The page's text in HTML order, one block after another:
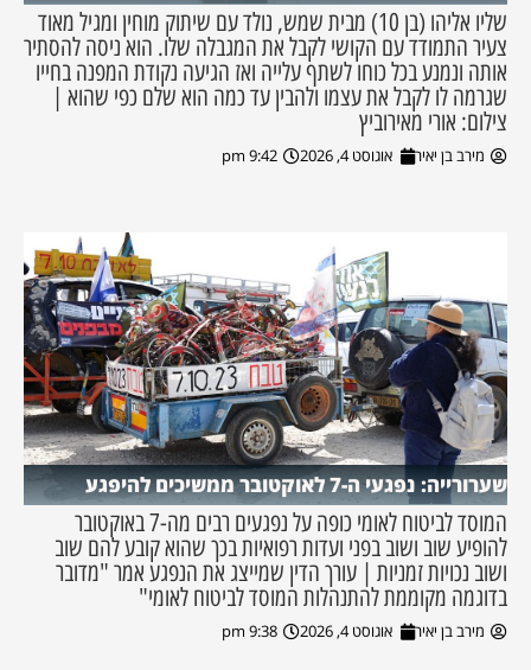
שליו אליהו (בן 10) מבית שמש, נולד עם שיתוק מוחין ומגיל מאוד
צעיר התמודד עם הקושי לקבל את המגבלה שלו. הוא ניסה להסתיר
אותה ונמנע בכל כוחו לשתף עלייה ואז הגיעה נקודת המפנה בחייו
שגרמה לו לקבל את עצמו ולהבין עד כמה הוא שלם כפי שהוא |
צילום: אורי מאירוביץ
מירב בן יאיר אוגוסט 4, 2026 9:42 pm
שערורייה: נפגעי ה-7 לאוקטובר ממשיכים להיפגע
המוסד לביטוח לאומי כופה על נפגעים רבים מה-7 באוקטובר
להופיע שוב ושוב בפני ועדות רפואיות בכך שהוא קובע להם שוב
ושוב נכויות זמניות | עורך הדין שמייצג את הנפגע אמר "מדובר
בדוגמה מקוממת להתנהלות המוסד לביטוח לאומי"
מירב בן יאיר אוגוסט 4, 2026 9:38 pm